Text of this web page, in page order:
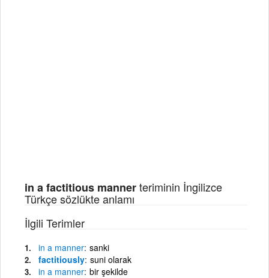
in a factitious mannerteriminin İngilizce
Türkçe sözlükte anlamı
İlgili Terimler
in a manner sanki
factitiously suni olarak
in a manner bir şekilde